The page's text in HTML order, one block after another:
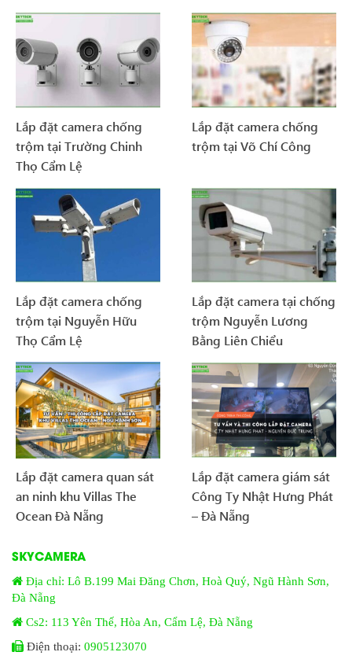
Lắp đặt camera chống
trộm tại Trường Chinh
Thọ Cẩm Lệ
Lắp đặt camera chống
trộm tại Võ Chí Công
Lắp đặt camera chống
trộm tại Nguyễn Hữu
Thọ Cẩm Lệ
Lắp đặt camera tại chống
trộm Nguyễn Lương
Bằng Liên Chiểu
Lắp đặt camera quan sát
an ninh khu Villas The
Ocean Đà Nẵng
Lắp đặt camera giám sát
Công Ty Nhật Hưng Phát
– Đà Nẵng
SKYCAMERA
Địa chỉ: Lô B.199 Mai Đăng Chơn, Hoà Quý, Ngũ Hành Sơn,
Đà Nẵng
Cs2: 113 Yên Thế, Hòa An, Cẩm Lệ, Đà Nẵng
Điện thoại: 0905123070